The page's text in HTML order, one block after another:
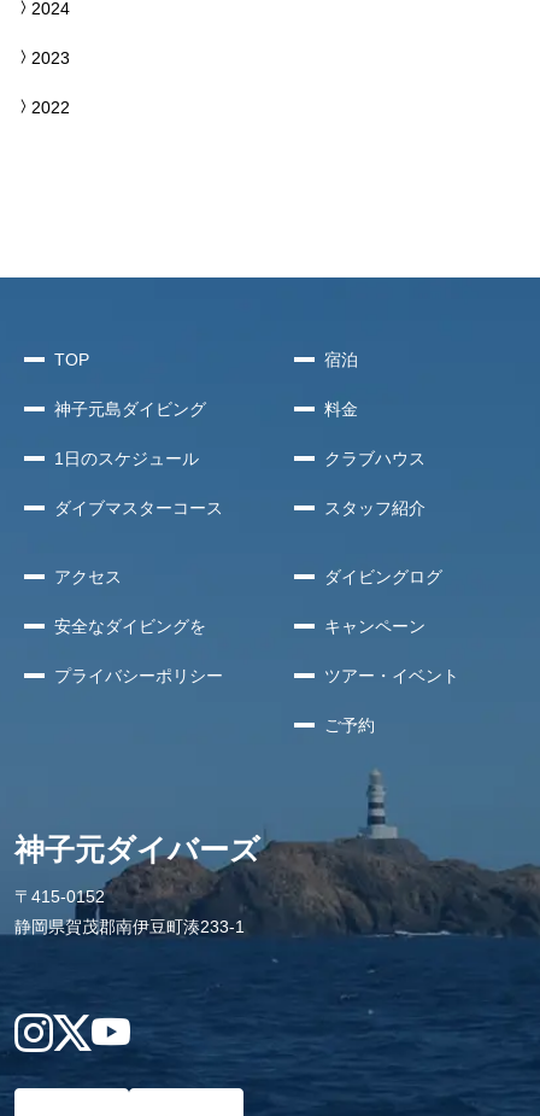
2024
2023
2022
TOP
神子元島ダイビング
1日のスケジュール
ダイブマスターコース
宿泊
料金
クラブハウス
スタッフ紹介
アクセス
安全なダイビングを
プライバシーポリシー
ダイビングログ
キャンペーン
ツアー・イベント
ご予約
神子元ダイバーズ
〒415-0152
静岡県賀茂郡南伊豆町湊233-1
Instagram